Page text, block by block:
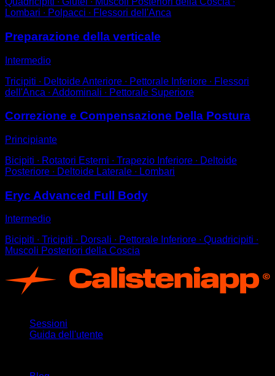
Lombari ∙ Polpacci ∙ Flessori dell'Anca
Preparazione della verticale
Intermedio
Tricipiti ∙ Deltoide Anteriore ∙ Pettorale Inferiore ∙ Flessori
dell'Anca ∙ Addominali ∙ Pettorale Superiore
Correzione e Compensazione Della Postura
Principiante
Bicipiti ∙ Rotatori Esterni ∙ Trapezio Inferiore ∙ Deltoide
Posteriore ∙ Deltoide Laterale ∙ Lombari
Eryc Advanced Full Body
Intermedio
Bicipiti ∙ Tricipiti ∙ Dorsali ∙ Pettorale Inferiore ∙ Quadricipiti ∙
Muscoli Posteriori della Coscia
Sessioni
Guida dell'utente